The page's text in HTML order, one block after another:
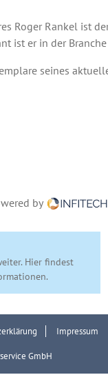
Roger Rankel ist
ist er in der
seines
by
Hier findest
Impressum
GmbH